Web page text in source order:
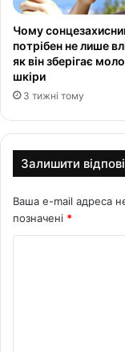
Чому
потрібен не лише
як він зберігає
шкіри
3 тижні тому
Залишити
Ваша e-mail адреса
позначені *